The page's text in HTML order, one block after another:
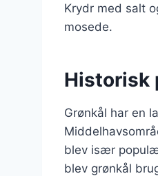
Krydr med salt
mosede.
Historisk
Grønkål har en
blev især
blev grønkål